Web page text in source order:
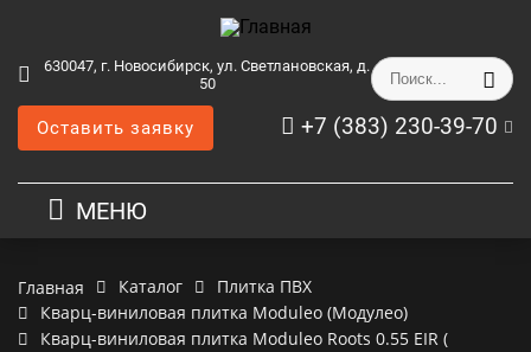
630047, г. Новосибирск, ул. Светлановская, д.
50
+7 (383) 230-39-70
Оставить заявку
МЕНЮ
Главная Каталог
Плитка ПВХ
Кварц-виниловая плитка Moduleo (Модулео)
Кварц-виниловая плитка Moduleo Roots 0.55 EIR (